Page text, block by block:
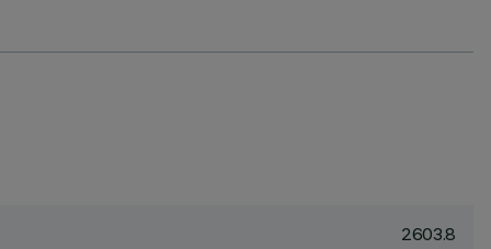
2603.8